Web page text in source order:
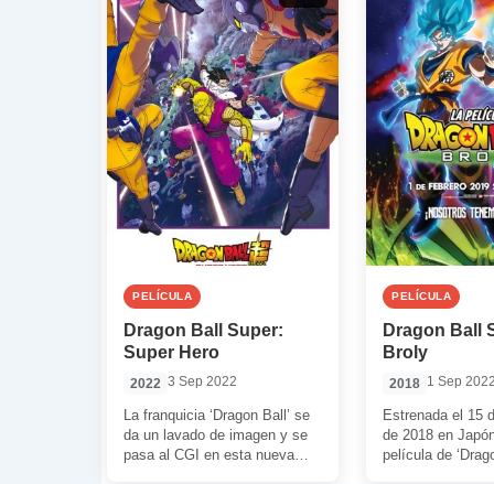
PELÍCULA
Dragon Ball Super:
Super Hero
2022 3 Sep 2022
La franquicia ‘Dragon Ball’ se
da un lavado de imagen y se
pasa al CGI en esta nueva
PELÍCULA
Dragon Ball
Broly
2018 1 Sep
Estrenada el 15
de 2018 en
película de